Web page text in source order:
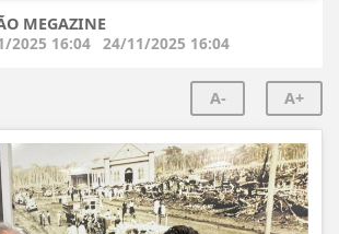
MEGAZINE
2025 16:04 24/11/2025 16:04
A- A+